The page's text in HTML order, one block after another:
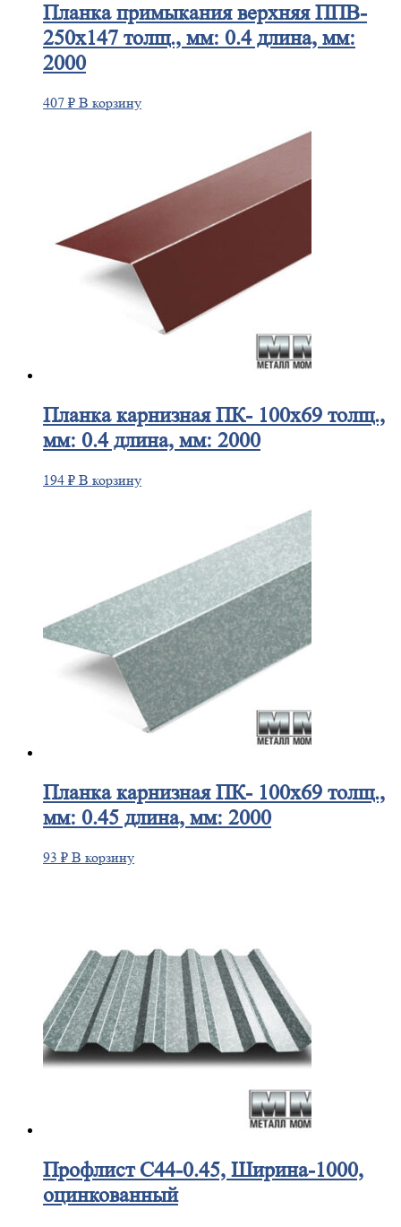
Планкапримыкания верхняя ППВ-
250х147 толщ., мм: 0.4 длина, мм:
2000
407 ₽ В корзину
Планкакарнизная ПК- 100х69 толщ.,
мм: 0.4 длина, мм: 2000
194 ₽ В корзину
Планкакарнизная ПК- 100х69 толщ.,
мм: 0.45 длина, мм: 2000
93 ₽ В корзину
ПрофлистС44-0.45, Ширина-1000,
оцинкованный